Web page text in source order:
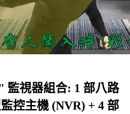
監視器組合: 1 部八路
控主機 (NVR) + 4 部